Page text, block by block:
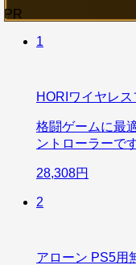
PR
1
HORIワイヤレ
格闘ゲームに最
ントローラーです
28,308円
2
アローン PS5用